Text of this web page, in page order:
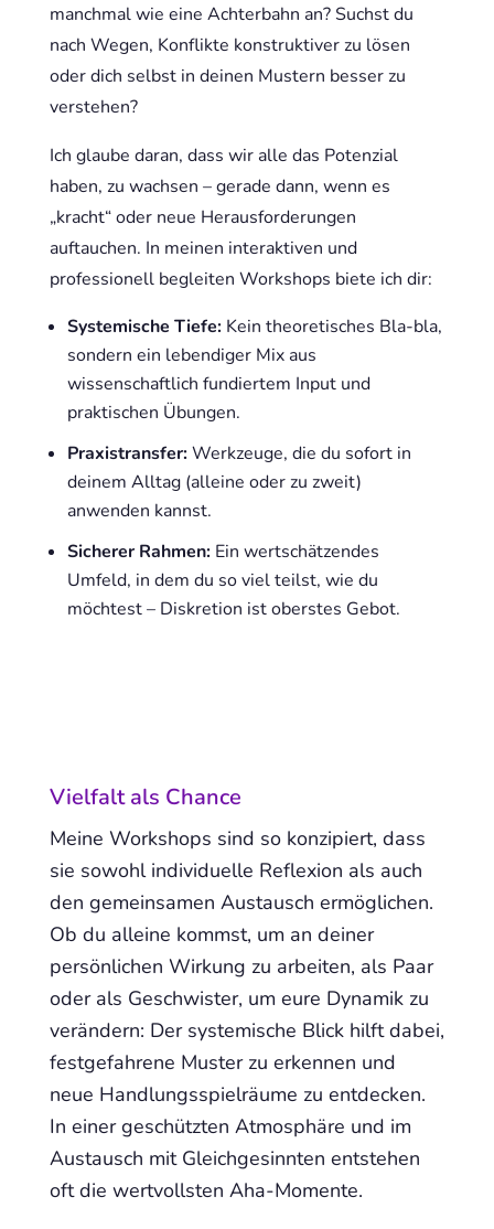
manchmal wie eine Achterbahn an? Suchst du
nach Wegen, Konflikte konstruktiver zu lösen
oder dich selbst in deinen Mustern besser zu
verstehen?
Ich glaube daran, dass wir alle das Potenzial
haben, zu wachsen – gerade dann, wenn es
„kracht“ oder neue Herausforderungen
auftauchen. In meinen interaktiven und
professionell begleiten Workshops biete ich dir:
Systemische Tiefe:Kein theoretisches Bla-bla,
sondern ein lebendiger Mix aus
wissenschaftlich fundiertem Input und
praktischen Übungen.
Praxistransfer:Werkzeuge, die du sofort in
deinem Alltag (alleine oder zu zweit)
anwenden kannst.
Sicherer Rahmen:Ein wertschätzendes
Umfeld, in dem du so viel teilst, wie du
möchtest – Diskretion ist oberstes Gebot.
Vielfalt als Chance
Meine Workshops sind so konzipiert, dass
sie sowohl individuelle Reflexion als auch
den gemeinsamen Austausch ermöglichen.
Ob du alleine kommst, um an deiner
persönlichen Wirkung zu arbeiten, als Paar
oder als Geschwister, um eure Dynamik zu
verändern: Der systemische Blick hilft dabei,
festgefahrene Muster zu erkennen und
neue Handlungsspielräume zu entdecken.
In einer geschützten Atmosphäre und im
Austausch mit Gleichgesinnten entstehen
oft die wertvollsten Aha-Momente.